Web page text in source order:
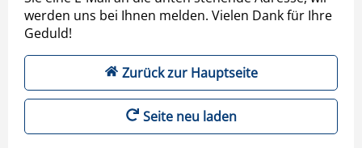
werden uns bei Ihnen melden. Vielen Dank für Ihre
Geduld!
Zurück zur Hauptseite
Seite neu laden